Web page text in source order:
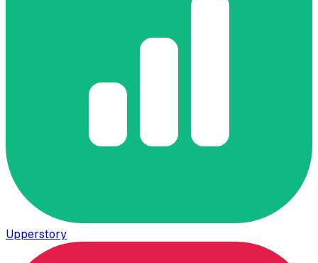
Upperstory